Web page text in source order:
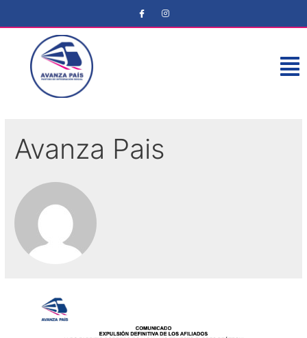
Avanza Pais